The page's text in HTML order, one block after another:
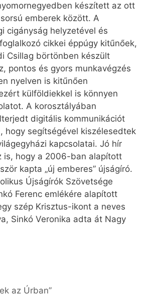
készített az ott
emberek között. A
cigányság helyzetével és
cikkei éppúgy kitűnőek,
Csillag börtönben készült
pontos és gyors munkavégzés
nyelven is kitűnően
külföldiekkel is könnyen
A korosztályában
digitális kommunikációt
hogy segítségével kiszélesedtek
kapcsolatai. Jó hír
is, hogy a 2006-ban alapított
kapta „új emberes” újságíró.
Újságírók Szövetsége
Ferenc emlékére alapított
szép Krisztus-ikont a neves
Sinkó Veronika adta át Nagy
az Úrban”